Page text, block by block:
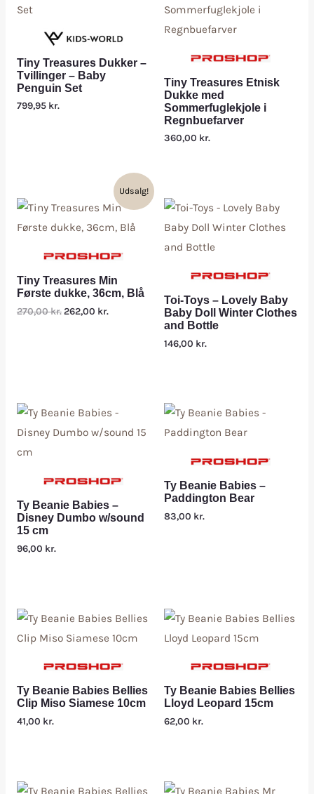
Tiny Treasures Dukker –
Tvillinger – Baby
Penguin Set
799,95 kr.
Tiny Treasures Etnisk
Dukke med
Sommerfuglekjole i
Regnbuefarver
360,00 kr.
Udsalg!
Tiny Treasures Min
Første dukke, 36cm, Blå
270,00kr.262,00 kr.
Toi-Toys – Lovely Baby
Baby Doll Winter Clothes
and Bottle
146,00 kr.
Ty Beanie Babies –
Disney Dumbo w/sound
15 cm
96,00 kr.
Ty Beanie Babies –
Paddington Bear
83,00 kr.
Ty Beanie Babies Bellies
Clip Miso Siamese 10cm
41,00 kr.
Ty Beanie Babies Bellies
Lloyd Leopard 15cm
62,00 kr.